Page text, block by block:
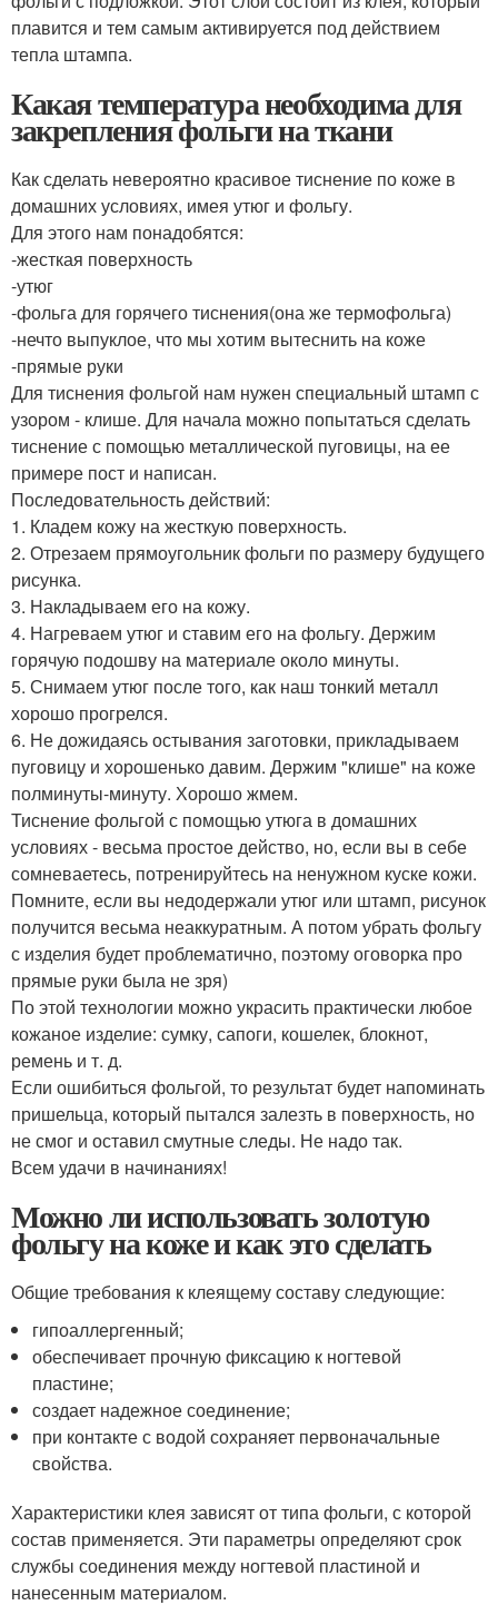
плавится и тем самым активируется под действием
тепла штампа.
Какая температура необходима для
закрепления фольги на ткани
Как сделать невероятно красивое тиснение по коже в
домашних условиях, имея утюг и фольгу.
Для этого нам понадобятся:
-жесткая поверхность
-утюг
-фольга для горячего тиснения(она же термофольга)
-нечто выпуклое, что мы хотим вытеснить на коже
-прямые руки
Для тиснения фольгой нам нужен специальный штамп с
узором - клише. Для начала можно попытаться сделать
тиснение с помощью металлической пуговицы, на ее
примере пост и написан.
Последовательность действий:
1. Кладем кожу на жесткую поверхность.
2. Отрезаем прямоугольник фольги по размеру будущего
рисунка.
3. Накладываем его на кожу.
4. Нагреваем утюг и ставим его на фольгу. Держим
горячую подошву на материале около минуты.
5. Снимаем утюг после того, как наш тонкий металл
хорошо прогрелся.
6. Не дожидаясь остывания заготовки, прикладываем
пуговицу и хорошенько давим. Держим "клише" на коже
полминуты-минуту. Хорошо жмем.
Тиснение фольгой с помощью утюга в домашних
условиях - весьма простое действо, но, если вы в себе
сомневаетесь, потренируйтесь на ненужном куске кожи.
Помните, если вы недодержали утюг или штамп, рисунок
получится весьма неаккуратным. А потом убрать фольгу
с изделия будет проблематично, поэтому оговорка про
прямые руки была не зря)
По этой технологии можно украсить практически любое
кожаное изделие: сумку, сапоги, кошелек, блокнот,
ремень и т. д.
Если ошибиться фольгой, то результат будет напоминать
пришельца, который пытался залезть в поверхность, но
не смог и оставил смутные следы. Не надо так.
Всем удачи в начинаниях!
Можно ли использовать золотую
фольгу на коже и как это сделать
Общие требования к клеящему составу следующие:
гипоаллергенный;
обеспечивает прочную фиксацию к ногтевой
пластине;
создает надежное соединение;
при контакте с водой сохраняет первоначальные
свойства.
Характеристики клея зависят от типа фольги, с которой
состав применяется. Эти параметры определяют срок
службы соединения между ногтевой пластиной и
нанесенным материалом.